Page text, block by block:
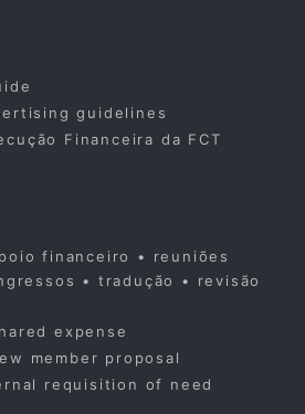
guidelines
Financeira da FCT
financeiro • reuniões
• tradução • revisão
expense
member proposal
requisition of need